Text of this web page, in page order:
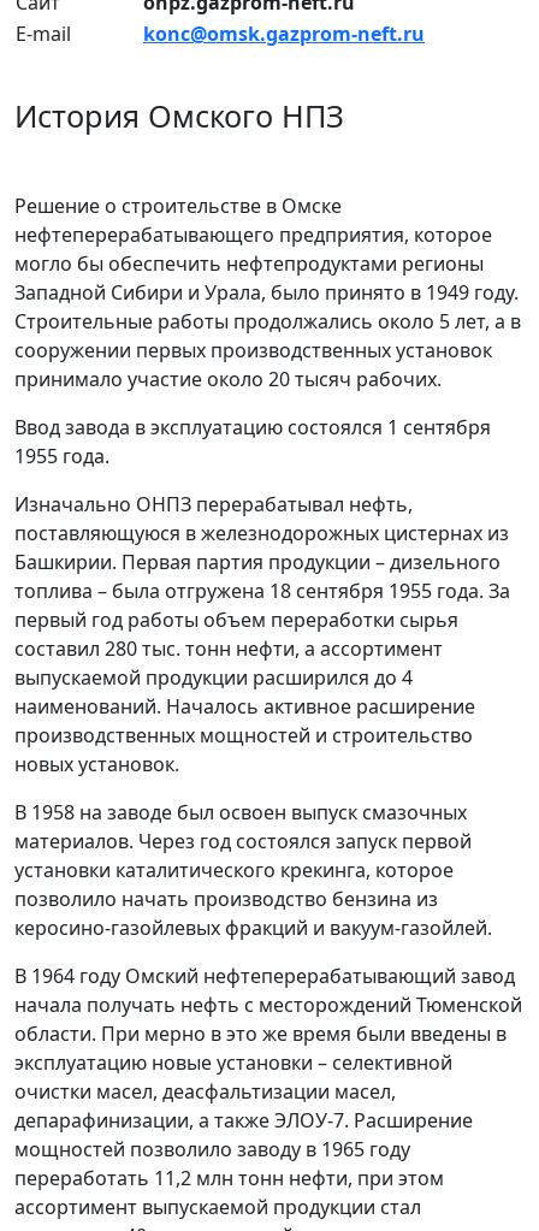
E-mail
konc@omsk.gazprom-neft.ru
История Омского НПЗ
Решение о строительстве в Омске
нефтеперерабатывающего предприятия, которое
могло бы обеспечить нефтепродуктами регионы
Западной Сибири и Урала, было принято в 1949 году.
Строительные работы продолжались около 5 лет, а в
сооружении первых производственных установок
принимало участие около 20 тысяч рабочих.
Ввод завода в эксплуатацию состоялся 1 сентября
1955 года.
Изначально ОНПЗ перерабатывал нефть,
поставляющуюся в железнодорожных цистернах из
Башкирии. Первая партия продукции – дизельного
топлива – была отгружена 18 сентября 1955 года. За
первый год работы объем переработки сырья
составил 280 тыс. тонн нефти, а ассортимент
выпускаемой продукции расширился до 4
наименований. Началось активное расширение
производственных мощностей и строительство
новых установок.
В 1958 на заводе был освоен выпуск смазочных
материалов. Через год состоялся запуск первой
установки каталитического крекинга, которое
позволило начать производство бензина из
керосино-газойлевых фракций и вакуум-газойлей.
В 1964 году Омский нефтеперерабатывающий завод
начала получать нефть с месторождений Тюменской
области. При мерно в это же время были введены в
эксплуатацию новые установки – селективной
очистки масел, деасфальтизации масел,
депарафинизации, а также ЭЛОУ-7. Расширение
мощностей позволило заводу в 1965 году
переработать 11,2 млн тонн нефти, при этом
ассортимент выпускаемой продукции стал